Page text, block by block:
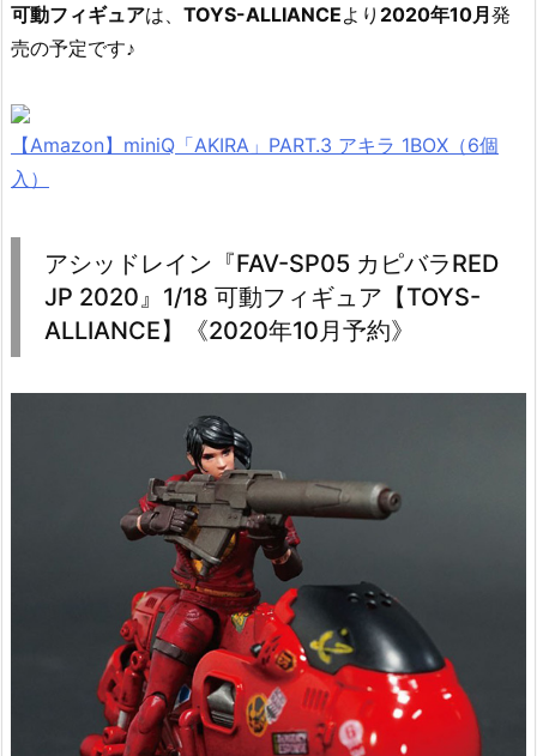
可動フィギュアは、 TOYS-ALLIANCEより 2020年10月発
売の予定です♪
【Amazon】miniQ「AKIRA」PART.3 アキラ 1BOX（6個
入）
アシッドレイン『FAV-SP05 カピバラRED
JP 2020』1/18 可動フィギュア【TOYS-
ALLIANCE】《2020年10月予約》